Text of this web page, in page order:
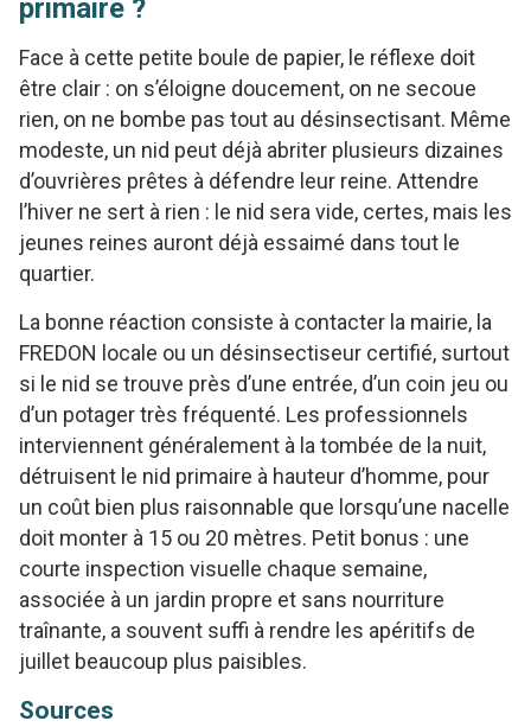
primaire ?
Face à cette petite boule de papier, le réflexe doit
être clair : on s’éloigne doucement, on ne secoue
rien, on ne bombe pas tout au désinsectisant. Même
modeste, un nid peut déjà abriter plusieurs dizaines
d’ouvrières prêtes à défendre leur reine. Attendre
l’hiver ne sert à rien : le nid sera vide, certes, mais les
jeunes reines auront déjà essaimé dans tout le
quartier.
La bonne réaction consiste à contacter la mairie, la
FREDON locale ou un désinsectiseur certifié, surtout
si le nid se trouve près d’une entrée, d’un coin jeu ou
d’un potager très fréquenté. Les professionnels
interviennent généralement à la tombée de la nuit,
détruisent le nid primaire à hauteur d’homme, pour
un coût bien plus raisonnable que lorsqu’une nacelle
doit monter à 15 ou 20 mètres. Petit bonus : une
courte inspection visuelle chaque semaine,
associée à un jardin propre et sans nourriture
traînante, a souvent suffi à rendre les apéritifs de
juillet beaucoup plus paisibles.
Sources